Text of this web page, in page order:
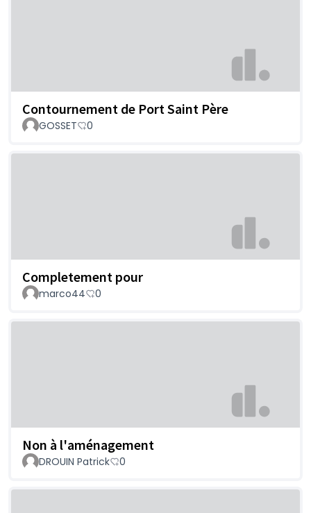
Contournement de Port Saint Père
GOSSET 0
Completement pour
marco44 0
Non à l'aménagement
DROUIN Patrick 0